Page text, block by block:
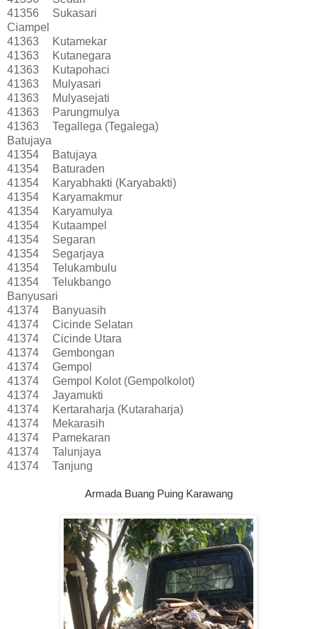
41356
Sukasari
Ciampel
41363
Kutamekar
41363
Kutanegara
41363
Kutapohaci
41363
Mulyasari
41363
Mulyasejati
41363
Parungmulya
41363
Tegallega (Tegalega)
Batujaya
41354
Batujaya
41354
Baturaden
41354
Karyabhakti (Karyabakti)
41354
Karyamakmur
41354
Karyamulya
41354
Kutaampel
41354
Segaran
41354
Segarjaya
41354
Telukambulu
41354
Telukbango
Banyusari
41374
Banyuasih
41374
Cicinde Selatan
41374
Cicinde Utara
41374
Gembongan
41374
Gempol
41374
Gempol Kolot (Gempolkolot)
41374
Jayamukti
41374
Kertaraharja (Kutaraharja)
41374
Mekarasih
41374
Pamekaran
41374
Talunjaya
41374
Tanjung
Armada Buang Puing Karawang